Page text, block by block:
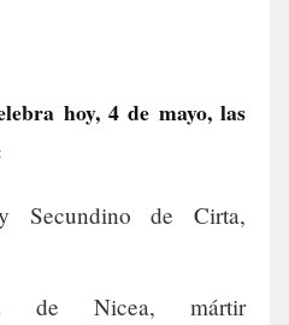
hoy, 4 de mayo, las
Secundino de Cirta,
de Nicea, mártir